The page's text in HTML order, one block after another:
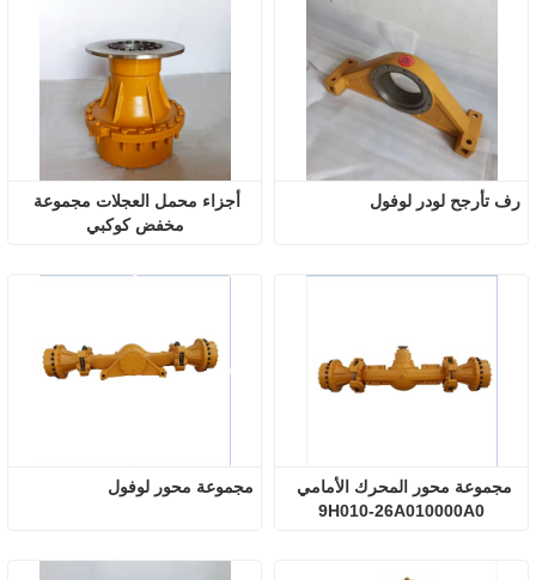
مخفض كوكبي
رف تأرجح لودر لوفول
مجموعة محور لوفول
9H010-26A010000A0